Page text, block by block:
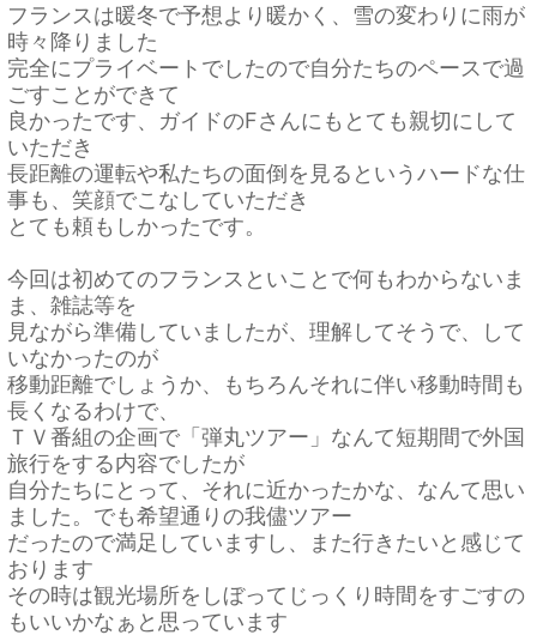
フランスは暖冬で予想より暖かく、雪の変わりに雨が
時々降りました
完全にプライベートでしたので自分たちのペースで過
ごすことができて
良かったです、ガイドのFさんにもとても親切にして
いただき
長距離の運転や私たちの面倒を見るというハードな仕
事も、笑顔でこなしていただき
とても頼もしかったです。
今回は初めてのフランスといことで何もわからないま
ま、雑誌等を
見ながら準備していましたが、理解してそうで、して
いなかったのが
移動距離でしょうか、もちろんそれに伴い移動時間も
長くなるわけで、
ＴＶ番組の企画で「弾丸ツアー」なんて短期間で外国
旅行をする内容でしたが
自分たちにとって、それに近かったかな、なんて思い
ました。でも希望通りの我儘ツアー
だったので満足していますし、また行きたいと感じて
おります
その時は観光場所をしぼってじっくり時間をすごすの
もいいかなぁと思っています